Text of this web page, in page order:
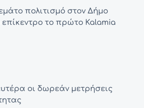
πολιτισμό στον Δήμο
επίκεντρο το πρώτο Kalamia
οι δωρεάν μετρήσεις